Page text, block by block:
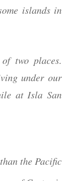
islands in
two places.
under our
at Isla San
the Pacific